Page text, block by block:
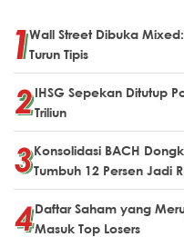
Wall Street Dibuka
Turun Tipis
IHSG Sepekan Ditutup
Triliun
Konsolidasi BACH
Tumbuh 12 Persen Jadi
Daftar Saham yang
Masuk Top Losers